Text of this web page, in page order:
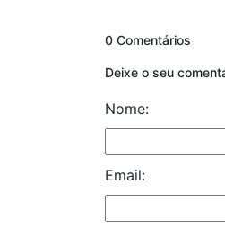
0 Comentários
Deixe o seu
Nome:
Email: